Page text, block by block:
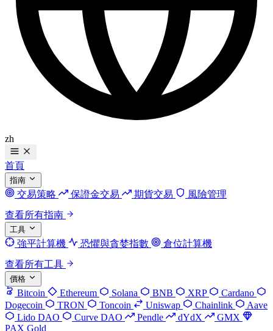
zh
首頁
指南
交易策略 保證金交易 期貨交易
風險管理
查看所有指南
工具
強平計算機 恐懼與貪婪指數
倉位計算機
查看所有工具
價格
Bitcoin Ethereum Solana BNB XRP
Cardano
Dogecoin
TRON Toncoin Uniswap Chainlink
Aave
Lido DAO
Curve DAO Pendle dYdX
GMX
PAX Gold